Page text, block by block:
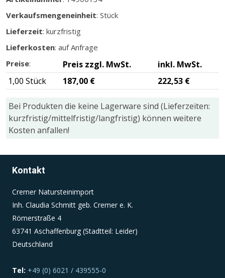
Verkaufsmengeneinheit: Stück
Lieferzeit: kurzfristig
Lieferkosten: auf Anfrage
Preise: Preis zzgl. MwSt.
inkl. MwSt.
1,00 Stück
187,00 € 222,53 €
Bei Produkten die keine Lagerware sind (Lieferzeiten:
kurzfristig/mittelfristig/langfristig) können weitere
Kosten anfallen!
Kontakt
Cremer Natursteinimport
Inh. Claudia Schmitt geb. Cremer e. K.
Römerstraße 4
63741 Aschaffenburg (Stadtteil: Leider)
Deutschland
Tel: +49 (0) 6021 / 439555-0
Einverständnis-Cookie
Name:
Dieser Cookie speichert die ausgewählten
Einverständnis-Optionen des Benutzers
Cookie Laufzeit: